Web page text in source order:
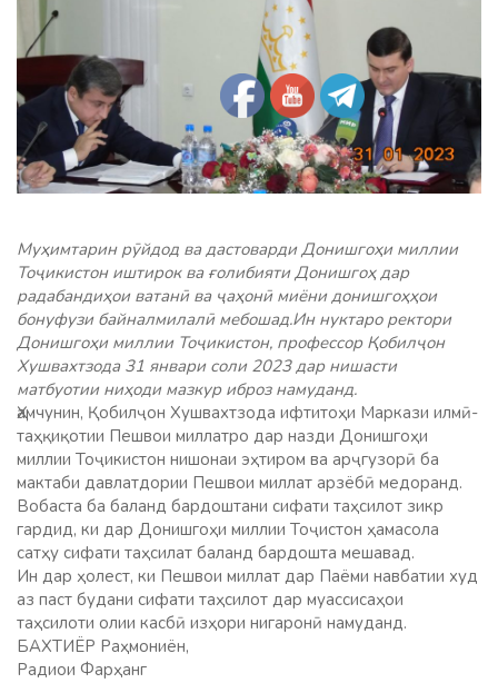
Муҳимтарин рӯйдод ва дастоварди Донишгоҳи миллии
Тоҷикистон иштирок ва ғолибияти Донишгоҳ дар
радабандиҳои ватанӣ ва ҷаҳонӣ миёни донишгоҳҳои
бонуфузи байналмилалӣ мебошад.Ин нуктаро ректори
Донишгоҳи миллии Тоҷикистон, профессор Қобилҷон
Хушвахтзода 31 январи соли 2023 дар нишасти
матбуотии ниҳоди мазкур иброз намуданд.
Ҳамчунин, Қобилҷон Хушвахтзода ифтитоҳи Маркази илмӣ-
таҳқиқотии Пешвои миллатро дар назди Донишгоҳи
миллии Тоҷикистон нишонаи эҳтиром ва арҷгузорӣ ба
мактаби давлатдории Пешвои миллат арзёбӣ медоранд.
Вобаста ба баланд бардоштани сифати таҳсилот зикр
гардид, ки дар Донишгоҳи миллии Тоҷистон ҳамасола
сатҳу сифати таҳсилат баланд бардошта мешавад.
Ин дар ҳолест, ки Пешвои миллат дар Паёми навбатии худ
аз паст будани сифати таҳсилот дар муассисаҳои
таҳсилоти олии касбӣ изҳори нигаронӣ намуданд.
БАХТИЁР Раҳмониён,
Радиои Фарҳанг